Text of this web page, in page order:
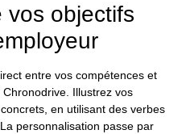
vos objectifs
entre vos compétences et
Illustrez vos
en utilisant des verbes
personnalisation passe par